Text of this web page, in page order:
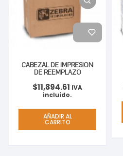
CABEZAL DE IMPRESION
DE REEMPLAZO
$11,894.61 IVA
incluido.
AÑADIR AL
CARRITO